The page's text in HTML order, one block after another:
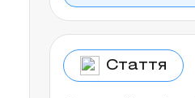
Стаття